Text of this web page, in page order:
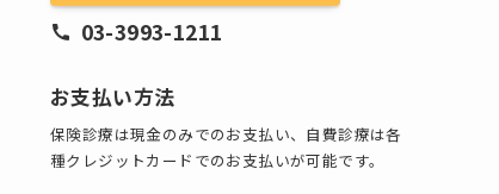
03-3993-1211
お支払い方法
保険診療は現金のみでのお支払い、自費診療は各
種クレジットカードでのお支払いが可能です。